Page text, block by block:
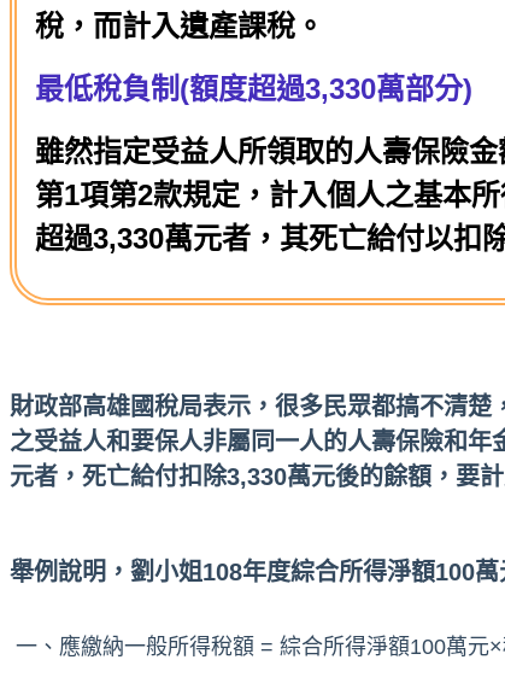
稅，而計入遺產課稅。
最低稅負制(額度超過3,330萬部分)
雖然指定受益人所領取的人壽保險
第1項第2款規定，計入個人之基本
超過3,330萬元者，其死亡給付以扣
財政部高雄國稅局表示，很多民眾都搞不清
之受益人和要保人非屬同一人的人壽保險和
元者，死亡給付扣除3,330萬元後的餘額，要
舉例說明，劉小姐108年度綜合所得淨額100
一、應繳納一般所得稅額 = 綜合所得淨額100萬元